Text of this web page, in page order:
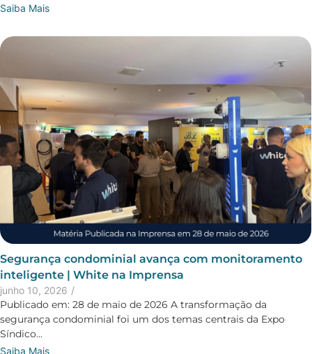
Saiba Mais
Segurança condominial avança com monitoramento
inteligente | White na Imprensa
junho 10, 2026 /
Publicado em: 28 de maio de 2026 A transformação da
segurança condominial foi um dos temas centrais da Expo
Síndico...
Saiba Mais